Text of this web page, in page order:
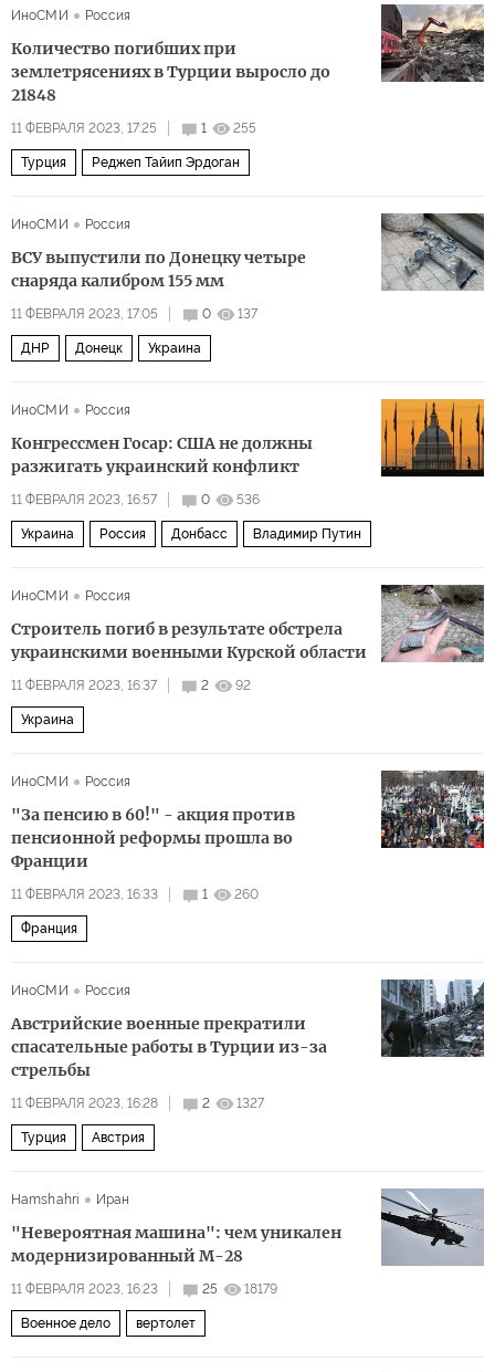
ИноСМИ Россия
Количество погибших при
землетрясениях в Турции выросло до
21848
11 ФЕВРАЛЯ 2023, 17:25 1 255
Турция Реджеп Тайип Эрдоган
ИноСМИ Россия
ВСУ выпустили по Донецку четыре
снаряда калибром 155 мм
11 ФЕВРАЛЯ 2023, 17:05 0 137
ДНР Донецк Украина
ИноСМИ Россия
Конгрессмен Госар: США не должны
разжигать украинский конфликт
11 ФЕВРАЛЯ 2023, 16:57 0 536
Украина Россия Донбасс Владимир Путин
ИноСМИ Россия
Строитель погиб в результате обстрела
украинскими военными Курской области
11 ФЕВРАЛЯ 2023, 16:37 2 92
Украина
ИноСМИ Россия
"За пенсию в 60!" - акция против
пенсионной реформы прошла во
Франции
11 ФЕВРАЛЯ 2023, 16:33 1 260
Франция
ИноСМИ Россия
Австрийские военные прекратили
спасательные работы в Турции из-за
стрельбы
11 ФЕВРАЛЯ 2023, 16:28 2 1327
Турция Австрия
Hamshahri Иран
"Невероятная машина": чем уникален
модернизированный М-28
11 ФЕВРАЛЯ 2023, 16:23 25 18179
Военное дело вертолет